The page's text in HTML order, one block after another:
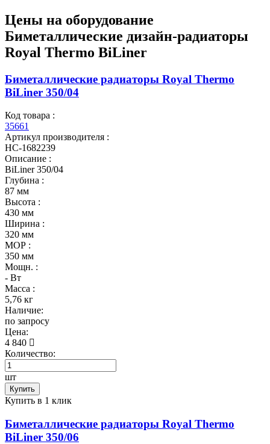
Цены на оборудование
Биметаллические дизайн-радиаторы
Royal Thermo BiLiner
Биметаллические радиаторы Royal Thermo
BiLiner 350/04
Код товара :
35661
Артикул производителя :
НС-1682239
Описание :
BiLiner 350/04
Глубина :
87 мм
Высота :
430 мм
Ширина :
320 мм
МОР :
350 мм
Мощн. :
- Вт
Масса :
5,76 кг
Наличие:
по запросу
Цена:
4 840
Количество:
шт
Купить
Купить в 1 клик
Биметаллические радиаторы Royal Thermo
BiLiner 350/06